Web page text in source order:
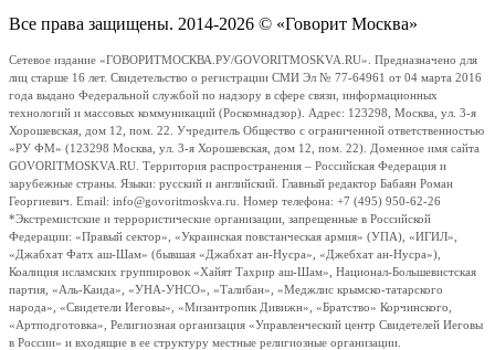
Все права защищены. 2014-2026 © «Говорит Москва»
Сетевое издание «ГОВОРИТМОСКВА.РУ/GOVORITMOSKVA.RU». Предназначено для
лиц старше 16 лет. Свидетельство о регистрации СМИ Эл № 77-64961 от 04 марта 2016
года выдано Федеральной службой по надзору в сфере связи, информационных
технологий и массовых коммуникаций (Роскомнадзор). Адрес: 123298, Москва, ул. 3-я
Хорошевская, дом 12, пом. 22. Учредитель Общество с ограниченной ответственностью
«РУ ФМ» (123298 Москва, ул. 3-я Хорошевская, дом 12, пом. 22). Доменное имя сайта
GOVORITMOSKVA.RU. Территория распространения – Российская Федерация и
зарубежные страны. Языки: русский и английский. Главный редактор Бабаян Роман
Георгиевич. Email: info@govoritmoskva.ru. Номер телефона: +7 (495) 950-62-26
*Экстремистские и террористические организации, запрещенные в Российской
Федерации: «Правый сектор», «Украинская повстанческая армия» (УПА), «ИГИЛ»,
«Джабхат Фатх аш-Шам» (бывшая «Джабхат ан-Нусра», «Джебхат ан-Нусра»),
Коалиция исламских группировок «Хайят Тахрир аш-Шам», Национал-Большевистская
партия, «Аль-Каида», «УНА-УНСО», «Талибан», «Меджлис крымско-татарского
народа», «Свидетели Иеговы», «Мизантропик Дивижн», «Братство» Корчинского,
«Артподготовка», Религиозная организация «Управленческий центр Свидетелей Иеговы
в России» и входящие в ее структуру местные религиозные организации.